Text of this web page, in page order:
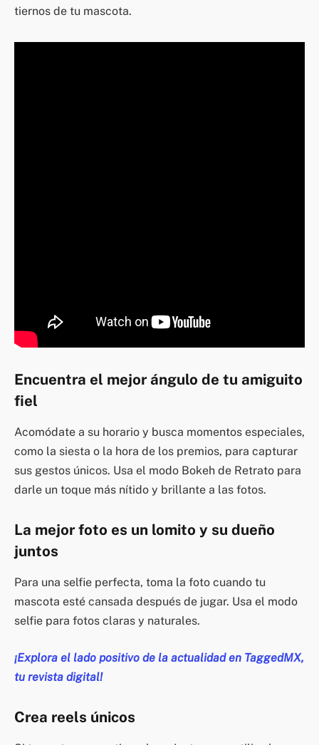
tiernos de tu mascota.
Encuentra el mejor ángulo de tu amiguito
fiel
Acomódate a su horario y busca momentos especiales,
como la siesta o la hora de los premios, para capturar
sus gestos únicos. Usa el modo Bokeh de Retrato para
darle un toque más nítido y brillante a las fotos.
La mejor foto es un lomito y su dueño
juntos
Para una selfie perfecta, toma la foto cuando tu
mascota esté cansada después de jugar. Usa el modo
selfie para fotos claras y naturales.
¡Explora el lado positivo de la actualidad en TaggedMX,
tu revista digital!
Crea reels únicos